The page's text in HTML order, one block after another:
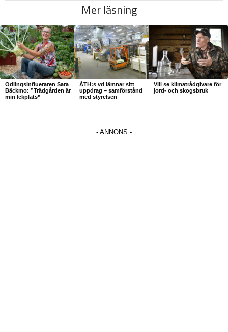
Mer läsning
Odlingsinflueraren Sara
Bäckmo: ”Trädgården är
min lekplats”
ÅTH:s vd lämnar sitt
uppdrag – samförstånd
med styrelsen
Vill se klimatrådgivare för
jord- och skogsbruk